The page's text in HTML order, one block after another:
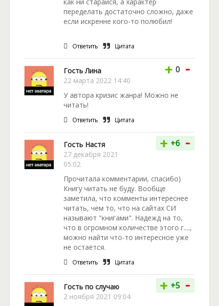
переделать достаточно сложно, даже
если искренне кого-то полюбил!
Ответить Цитата
Гость Лина
22 марта 2022 14:40
+ 0 -
У автора кризис жанра! Можно не
читать!
Ответить Цитата
Гость Настя
27 декабря 2021
05:02
+ +6 -
Прочитала комментарии, спасибо)
Книгу читать не буду. Вообще
заметила, что комменты интереснее
читать, чем то, что на сайтах СИ
называют "книгами". Надежд на то,
что в огромном количестве этого г....,
можно найти что-то интересное уже
не остаётся.
Ответить Цитата
Гость по случаю
2 ноября 2021 09:04
+ +5 -